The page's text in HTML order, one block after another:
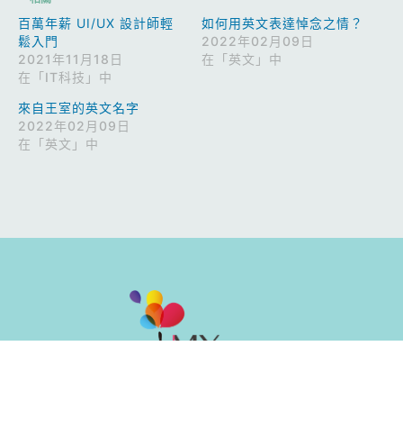
百萬年薪 UI/UX 設計師輕
鬆入門
2021年11月18日
在「IT科技」中
如何用英文表達悼念之情？
2022年02月09日
在「英文」中
來自王室的英文名字
2022年02月09日
在「英文」中